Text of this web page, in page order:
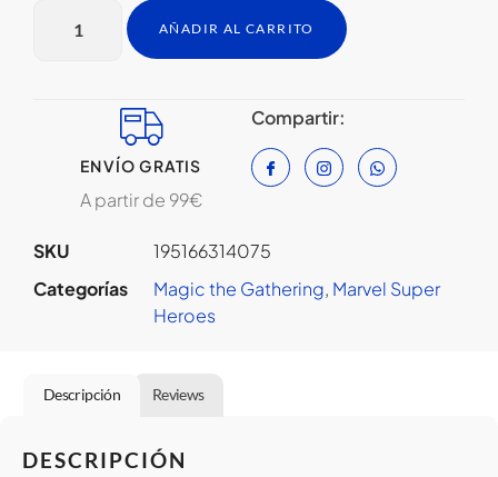
AÑADIR AL CARRITO
ENVÍO GRATIS
A partir de 99€
Compartir:
SKU
195166314075
Categorías
Magic the Gathering, Marvel Super
Heroes
Descripción Reviews
DESCRIPCIÓN